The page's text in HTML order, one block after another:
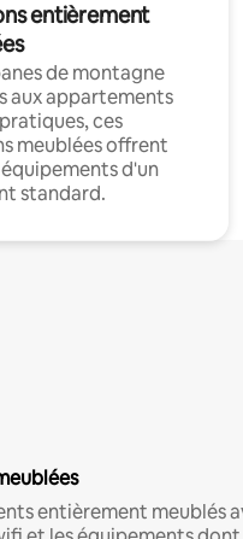
entièrement
de montagne
aux appartements
ces
meublées offrent
d'un
standard.
entièrement meublés